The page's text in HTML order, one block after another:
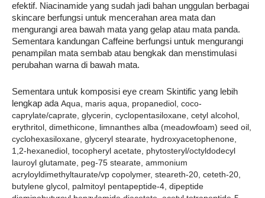
efektif. Niacinamide yang sudah jadi bahan unggulan berbagai
skincare berfungsi untuk mencerahan area mata dan
mengurangi area bawah mata yang gelap atau mata panda.
Sementara kandungan Caffeine berfungsi untuk mengurangi
penampilan mata sembab atau bengkak dan menstimulasi
perubahan warna di bawah mata.
Sementara untuk komposisi eye cream Skintific yang lebih
lengkap ada Aqua, maris aqua, propanediol, coco-
caprylate/caprate, glycerin, cyclopentasiloxane, cetyl alcohol,
erythritol, dimethicone, limnanthes alba (meadowfoam) seed oil,
cyclohexasiloxane, glyceryl stearate, hydroxyacetophenone,
1,2-hexanediol, tocopheryl acetate, phytosteryl/octyldodecyl
lauroyl glutamate, peg-75 stearate, ammonium
acryloyldimethyltaurate/vp copolymer, steareth-20, ceteth-20,
butylene glycol, palmitoyl pentapeptide-4, dipeptide